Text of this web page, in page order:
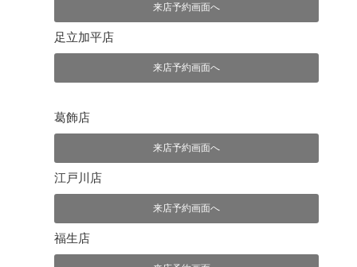
来店予約画面へ
足立加平店
来店予約画面へ
葛飾店
来店予約画面へ
江戸川店
来店予約画面へ
福生店